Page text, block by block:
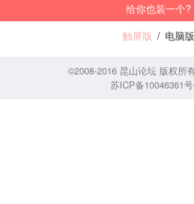
给你也装一个?
触屏版 / 电脑版
©2008-2016 昆山论坛 版权所
苏ICP备10046361